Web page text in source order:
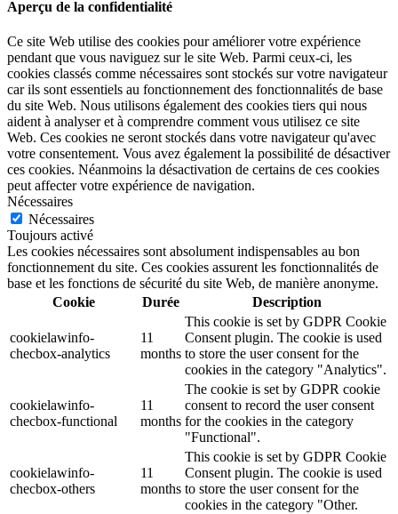
Aperçu de la confidentialité
Ce site Web utilise des cookies pour améliorer votre expérience
pendant que vous naviguez sur le site Web. Parmi ceux-ci, les
cookies classés comme nécessaires sont stockés sur votre navigateur
car ils sont essentiels au fonctionnement des fonctionnalités de base
du site Web. Nous utilisons également des cookies tiers qui nous
aident à analyser et à comprendre comment vous utilisez ce site
Web. Ces cookies ne seront stockés dans votre navigateur qu'avec
votre consentement. Vous avez également la possibilité de désactiver
ces cookies. Néanmoins la désactivation de certains de ces cookies
peut affecter votre expérience de navigation.
Nécessaires
Nécessaires
Toujours activé
Les cookies nécessaires sont absolument indispensables au bon
fonctionnement du site. Ces cookies assurent les fonctionnalités de
base et les fonctions de sécurité du site Web, de manière anonyme.
Cookie
Durée Description
cookielawinfo-
checbox-analytics
11
months
This cookie is set by GDPR Cookie
Consent plugin. The cookie is used
to store the user consent for the
cookies in the category "Analytics".
cookielawinfo-
checbox-functional
11
months
The cookie is set by GDPR cookie
consent to record the user consent
for the cookies in the category
"Functional".
cookielawinfo-
checbox-others
11
months
This cookie is set by GDPR Cookie
Consent plugin. The cookie is used
to store the user consent for the
cookies in the category "Other.